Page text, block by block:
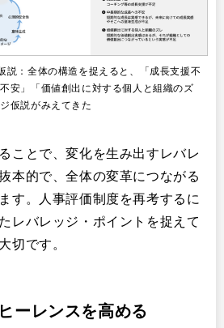
説：全体の構造を捉えると、「成長支援不
安」「価値創出に対する個人と組織のズ
仮説がみえてきた
ことで、変化を生み出すレバレ
本的で、全体の変革につながる
す。人事評価制度を再考するに
レバレッジ・ポイントを捉えて
切です。
ーレンスを高める